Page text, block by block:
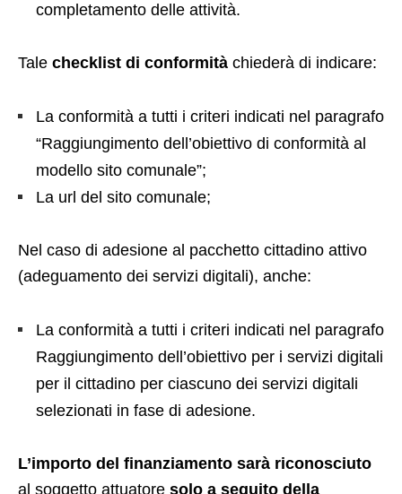
completamento delle attività.
Tale checklist di conformità chiederà di indicare:
La conformità a tutti i criteri indicati nel paragrafo
“Raggiungimento dell’obiettivo di conformità al
modello sito comunale”;
La url del sito comunale;
Nel caso di adesione al pacchetto cittadino attivo
(adeguamento dei servizi digitali), anche:
La conformità a tutti i criteri indicati nel paragrafo
Raggiungimento dell’obiettivo per i servizi digitali
per il cittadino per ciascuno dei servizi digitali
selezionati in fase di adesione.
L’importo del finanziamento sarà riconosciuto
al soggetto attuatore solo a seguito della